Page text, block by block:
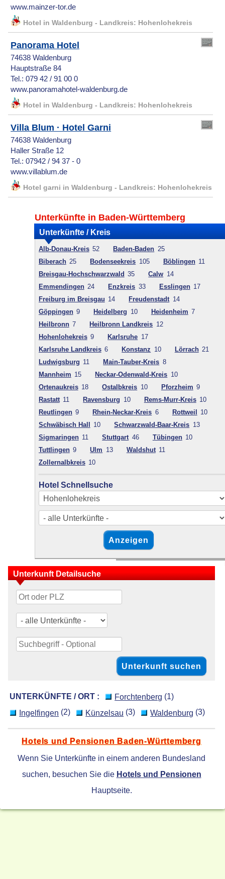
www.mainzer-tor.de
Hotel in Waldenburg - Landkreis: Hohenlohekreis
Panorama Hotel
74638 Waldenburg
Hauptstraße 84
Tel.: 079 42 / 91 00 0
www.panoramahotel-waldenburg.de
Hotel in Waldenburg - Landkreis: Hohenlohekreis
Villa Blum · Hotel Garni
74638 Waldenburg
Haller Straße 12
Tel.: 07942 / 94 37 - 0
www.villablum.de
Hotel garni in Waldenburg - Landkreis: Hohenlohekreis
Unterkünfte in Baden-Württemberg
Unterkünfte / Kreis
Alb-Donau-Kreis 52 Baden-Baden 25
Biberach 25 Bodenseekreis 105 Böblingen 11
Breisgau-Hochschwarzwald 35 Calw 14
Emmendingen 24 Enzkreis 33 Esslingen 17
Freiburg im Breisgau 14 Freudenstadt 14
Göppingen 9 Heidelberg 10 Heidenheim 7
Heilbronn 7 Heilbronn Landkreis 12
Hohenlohekreis 9 Karlsruhe 17
Karlsruhe Landkreis 6 Konstanz 10 Lörrach 21
Ludwigsburg 11 Main-Tauber-Kreis 8
Mannheim 15 Neckar-Odenwald-Kreis 10
Ortenaukreis 18 Ostalbkreis 10 Pforzheim 9
Rastatt 11 Ravensburg 10 Rems-Murr-Kreis 10
Reutlingen 9 Rhein-Neckar-Kreis 6 Rottweil
10
Schwäbisch Hall
10 Schwarzwald-Baar-Kreis 13
Sigmaringen 11 Stuttgart 46 Tübingen 10
Tuttlingen 9 Ulm 13 Waldshut 11
Zollernalbkreis 10
Hotel Schnellsuche
Unterkunft Detailsuche
UNTERKÜNFTE / ORT : Forchtenberg (1)
Ingelfingen (2) Künzelsau (3) Waldenburg (3)
Hotels und Pensionen Baden-Württemberg
Wenn Sie Unterkünfte in einem anderen Bundesland
suchen, besuchen Sie die Hotels und Pensionen
Hauptseite.